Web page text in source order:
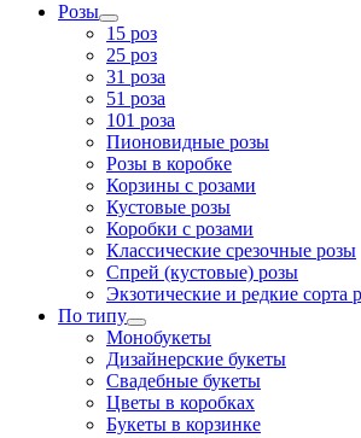
Розы
15 роз
25 роз
31 роза
51 роза
101 роза
Пионовидные розы
Розы в коробке
Корзины с розами
Кустовые розы
Коробки с розами
Классические срезочные розы
Спрей (кустовые) розы
Экзотические и редкие сорта
По типу
Монобукеты
Дизайнерские букеты
Свадебные букеты
Цветы в коробках
Букеты в корзинке